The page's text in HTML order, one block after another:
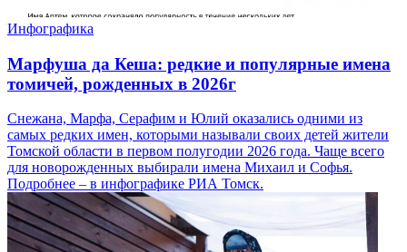
Инфографика
Марфуша да Кеша: редкие и популярные имена
томичей, рожденных в 2026г
Снежана, Марфа, Серафим и Юлий оказались одними из
самых редких имен, которыми называли своих детей жители
Томской области в первом полугодии 2026 года. Чаще всего
для новорожденных выбирали имена Михаил и Софья.
Подробнее – в инфографике РИА Томск.